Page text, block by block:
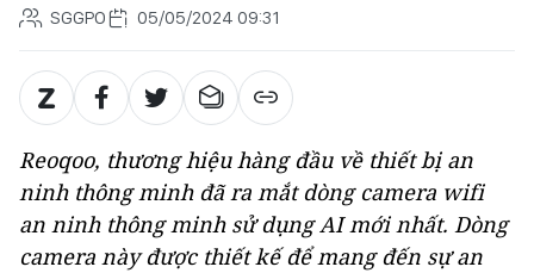
SGGPO 05/05/2024 09:31
Reoqoo, thương hiệu hàng đầu về thiết bị an
ninh thông minh đã ra mắt dòng camera wifi
an ninh thông minh sử dụng AI mới nhất. Dòng
camera này được thiết kế để mang đến sự an